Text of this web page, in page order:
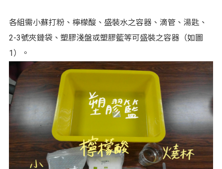
各組需小蘇打粉、檸檬酸、盛裝水之容器、滴管、湯匙、
2-3號夾鏈袋、塑膠淺盤或塑膠籃等可盛裝之容器（如圖
1）。